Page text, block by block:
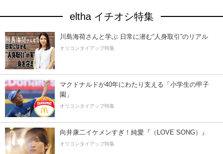
eltha イチオシ特集
川島海荷さんと学ぶ 日常に潜む“人身取引”のリアル
オリコンタイアップ特集
マクドナルドが40年にわたり支える「小学生の甲子
園」
オリコンタイアップ特集
向井康二イケメンすぎ！純愛『（LOVE SONG）』
オリコンタイアップ特集